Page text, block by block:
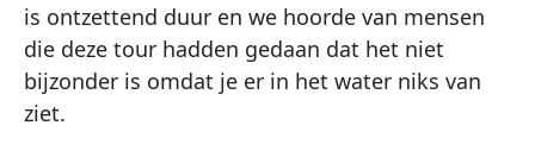
is ontzettend duur en we hoorde van mensen
die deze tour hadden gedaan dat het niet
bijzonder is omdat je er in het water niks van
ziet.